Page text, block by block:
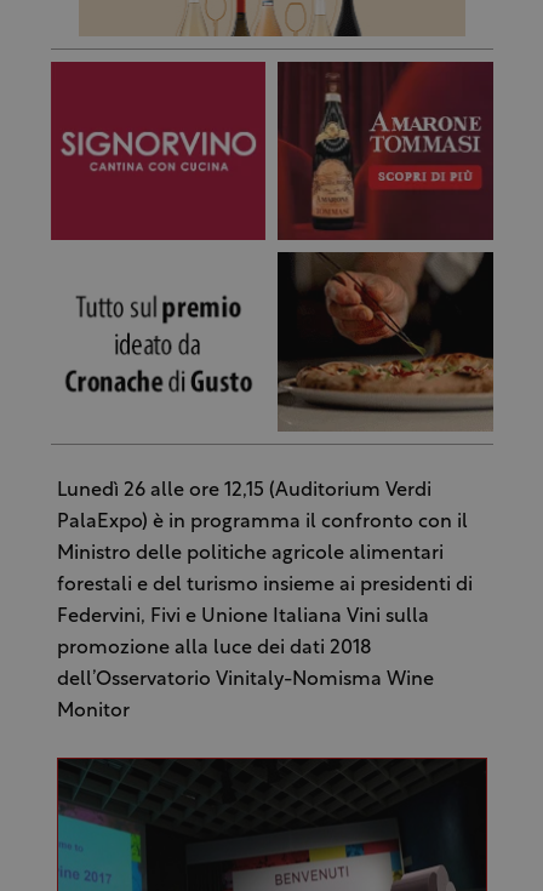
Lunedì 26 alle ore 12,15 (Auditorium Verdi
PalaExpo) è in programma il confronto con il
Ministro delle politiche agricole alimentari
forestali e del turismo insieme ai presidenti di
Federvini, Fivi e Unione Italiana Vini sulla
promozione alla luce dei dati 2018
dell’Osservatorio Vinitaly-Nomisma Wine
Monitor